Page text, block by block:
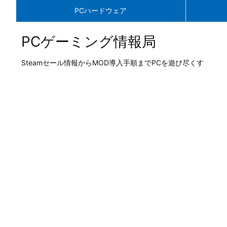
PCハードウェア
PCゲーミング情報局
Steamセール情報からMOD導入手順までPCを遊び尽くす